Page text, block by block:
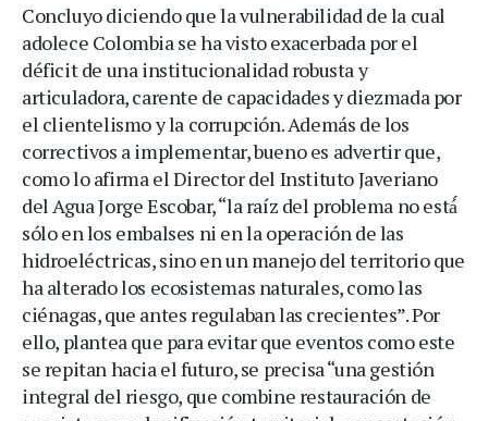
Concluyo diciendo que la vulnerabilidad de la cual
adolece Colombia se ha visto exacerbada por el
déficit de una institucionalidad robusta y
articuladora, carente de capacidades y diezmada por
el clientelismo y la corrupción. Además de los
correctivos a implementar, bueno es advertir que,
como lo afirma el Director del Instituto Javeriano
del Agua Jorge Escobar, “la raíz del problema no está́
sólo en los embalses ni en la operación de las
hidroeléctricas, sino en un manejo del territorio que
ha alterado los ecosistemas naturales, como las
ciénagas, que antes regulaban las crecientes”. Por
ello, plantea que para evitar que eventos como este
se repitan hacia el futuro, se precisa “una gestión
integral del riesgo, que combine restauración de